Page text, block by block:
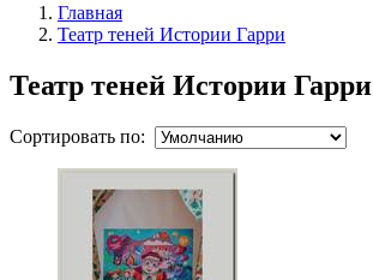
Главная
Театр теней Истории Гарри
Театр теней Истории Гарри
Сортировать по: